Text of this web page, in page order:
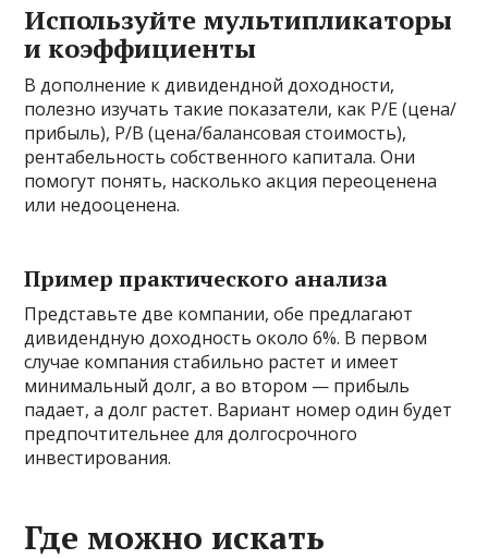
Используйте мультипликаторы
и коэффициенты
В дополнение к дивидендной доходности,
полезно изучать такие показатели, как P/E (цена/
прибыль), P/B (цена/балансовая стоимость),
рентабельность собственного капитала. Они
помогут понять, насколько акция переоценена
или недооценена.
Пример практического анализа
Представьте две компании, обе предлагают
дивидендную доходность около 6%. В первом
случае компания стабильно растет и имеет
минимальный долг, а во втором — прибыль
падает, а долг растет. Вариант номер один будет
предпочтительнее для долгосрочного
инвестирования.
Где можно искать